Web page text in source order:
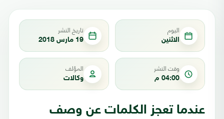
اليوم
الاثنين
تاريخ النشر
19 مارس 2018
وقت النشر
04:00 م
المؤلف
وكالات
عندما تعجز الكلمات عن وصف